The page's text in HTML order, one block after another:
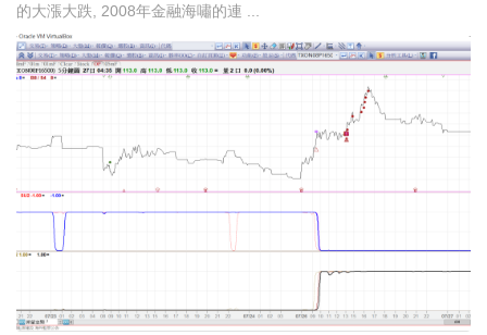
的大漲大跌, 2008年金融海嘯的連 ...